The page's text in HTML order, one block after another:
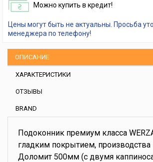
Можно купить в кредит!
Цены могут быть не актуальны. Просьба
менеджера по телефону!
ОПИСАНИЕ
ХАРАКТЕРИСТИКИ
ОТЗЫВЫ
BRAND
Подоконник премиум класса
гладким покрытием, производства
Доломит 500мм (с двумя